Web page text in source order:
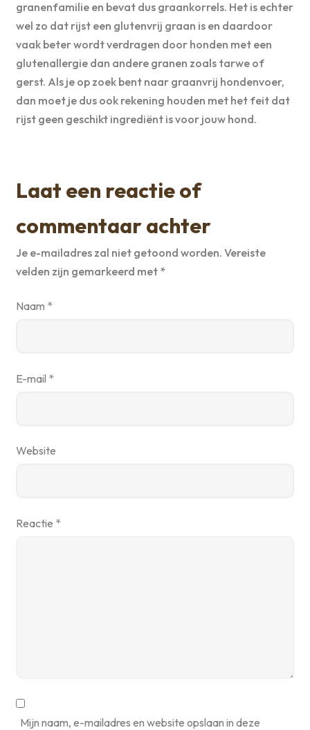
granenfamilie en bevat dus graankorrels. Het is echter
wel zo dat rijst een glutenvrij graan is en daardoor
vaak beter wordt verdragen door honden met een
glutenallergie dan andere granen zoals tarwe of
gerst. Als je op zoek bent naar graanvrij hondenvoer,
dan moet je dus ook rekening houden met het feit dat
rijst geen geschikt ingrediënt is voor jouw hond.
Laat een reactie of
commentaar achter
Je e-mailadres zal niet getoond worden. Vereiste
velden zijn gemarkeerd met *
Naam *
E-mail *
Website
Reactie *
Mijn naam, e-mailadres en website opslaan in deze